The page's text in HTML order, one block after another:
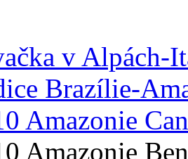
v Alpách-
Brazílie-
Amazonie
Amazonie